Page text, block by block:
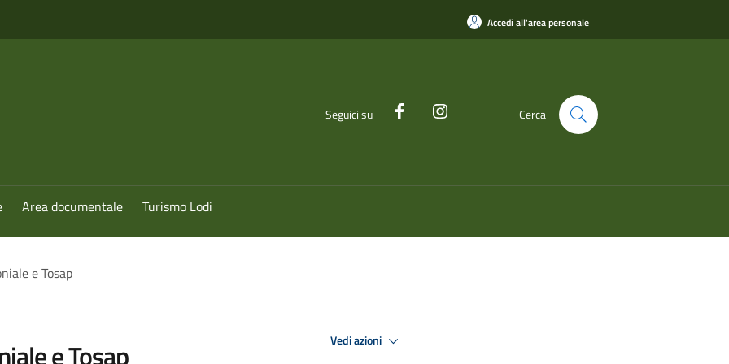
Accedi all'area personale
Seguici su Cerca
Area documentale Turismo Lodi
e Tosap
e Tosap Vedi azioni